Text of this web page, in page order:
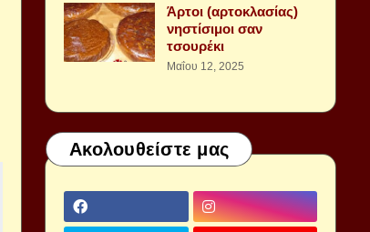
Άρτοι (αρτοκλασίας)
νηστίσιμοι σαν
τσουρέκι
Μαΐου 12, 2025
Ακολουθείστε μας